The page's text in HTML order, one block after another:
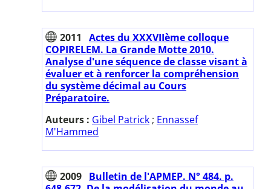
2011
Actes du XXXVIIème colloque
COPIRELEM. La Grande Motte 2010.
Analyse d'une séquence de classe visant à
évaluer et à renforcer la compréhension
du système décimal au Cours
Préparatoire.
Auteurs : Gibel Patrick ; Ennassef
M'Hammed
2009 Bulletin de l'APMEP. N° 484. p.